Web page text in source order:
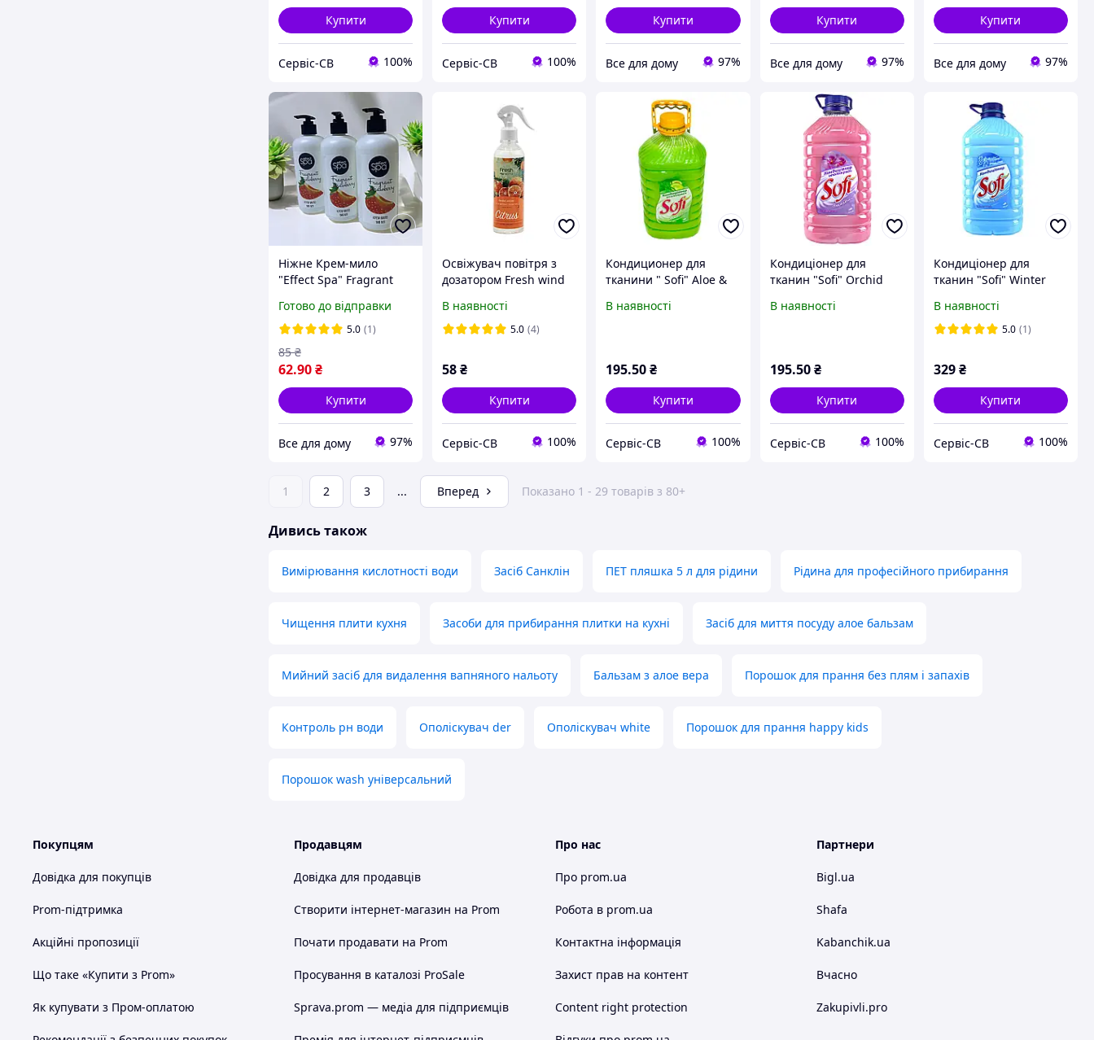
Купити
Сервіс-СВ 100%
Купити
Сервіс-СВ 100%
Купити
Все для дому 97%
Купити
Все для дому 97%
Купити
Все для дому 97%
Ніжне Крем-мило
"Effect Spa" Fragrant
дозатор
Готово до відправки
5.0 (1)
62.90₴
85 ₴
Купити
Все для дому 97%
Освіжувач повітря з
дозатором Fresh wind
ящ
В наявності
5.0 (4)
58₴
Купити
Сервіс-СВ 100%
Кондиционер для
тканини " Sofi" Aloe &
В наявності
195.50₴
Купити
Сервіс-СВ 100%
Кондиціонер для
тканин "Sofi" Orchid
В наявності
195.50 ₴
Купити
Сервіс-СВ 100%
Кондиціонер для
тканин "Sofi" Winter
В наявності
5.0 (1)
329₴
Купити
Сервіс-СВ 100%
1 2 3 ... Вперед Показано 1 - 29 товарів з 80+
Дивись також
Вимірювання кислотності води Засіб Санклін ПЕТ пляшка 5 л для рідини Рідина для професійного прибирання
Чищення плити кухня Засоби для прибирання плитки на кухні Засіб для миття посуду алое бальзам
Мийний засіб для видалення вапняного нальоту Бальзам з алое вера Порошок для прання без плям і запахів
Контроль рн води Ополіскувач der Ополіскувач white Порошок для прання happy kids
Порошок wash універсальний
Покупцям
Довідка для покупців
Prom-підтримка
Акційні пропозиції
Що таке «Купити з Prom»
Як купувати з Пром-оплатою
Продавцям
Довідка для продавців
Створити інтернет-магазин на Prom
Почати продавати на Prom
Просування в каталозі ProSale
Sprava.prom — медіа для підприємців
Про нас
Про prom.ua
Робота в prom.ua
Контактна інформація
Захист прав на контент
Content right protection
Партнери
Bigl.ua
Shafa
Kabanchik.ua
Вчасно
Zakupivli.pro